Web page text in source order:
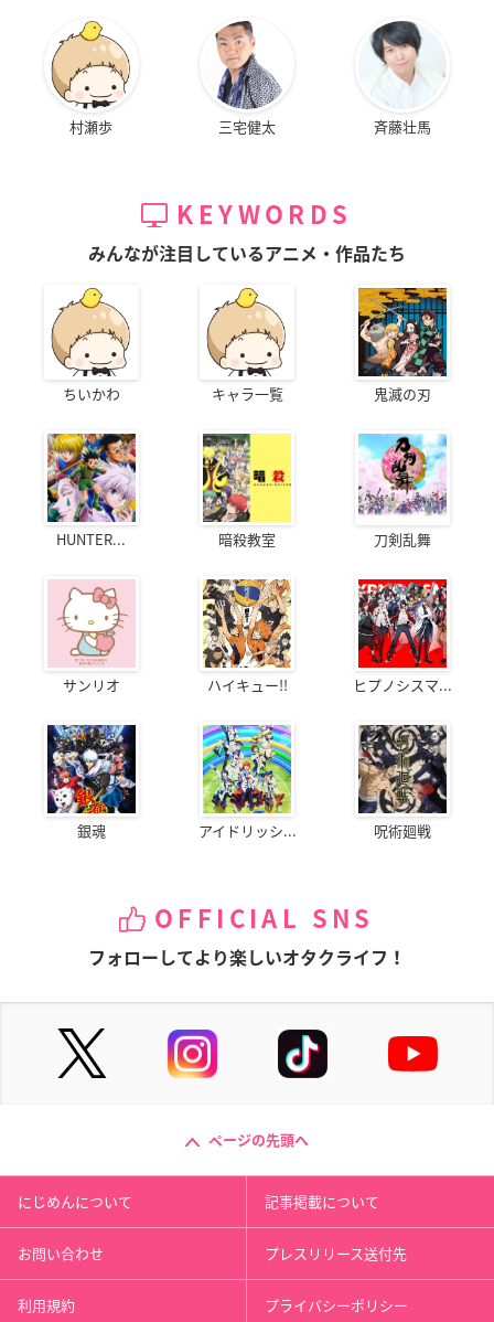
村瀬歩 三宅健太 斉藤壮馬
KEYWORDS
みんなが注目しているアニメ・作品たち
ちいかわ キャラ一覧 鬼滅の刃
HUNTER... 暗殺教室 刀剣乱舞
サンリオ ハイキュー!! ヒプノシスマ...
銀魂 アイドリッシ... 呪術廻戦
OFFICIAL SNS
フォローしてより楽しいオタクライフ！
ページの先頭へ
にじめんについて 記事掲載について
お問い合わせ プレスリリース送付先
利用規約 プライバシーポリシー